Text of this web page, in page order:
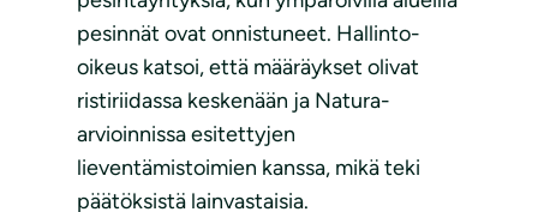
pesinnät ovat onnistuneet. Hallinto-
oikeus katsoi, että määräykset olivat
ristiriidassa keskenään ja Natura-
arvioinnissa esitettyjen
lieventämistoimien kanssa, mikä teki
päätöksistä lainvastaisia.